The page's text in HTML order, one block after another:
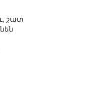
շատ